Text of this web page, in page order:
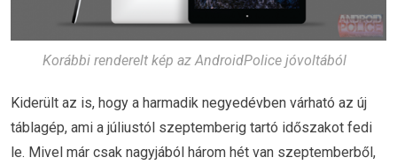
Korábbi renderelt kép az AndroidPolice jóvoltából
Kiderült az is, hogy a harmadik negyedévben várható az új
táblagép, ami a júliustól szeptemberig tartó időszakot fedi
le. Mivel már csak nagyjából három hét van szeptemberből,